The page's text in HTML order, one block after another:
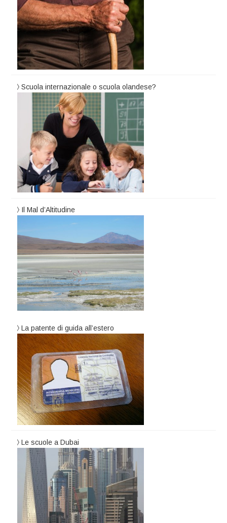
Scuola internazionale o scuola olandese?
Il Mal d’Altitudine
La patente di guida all’estero
Le scuole a Dubai